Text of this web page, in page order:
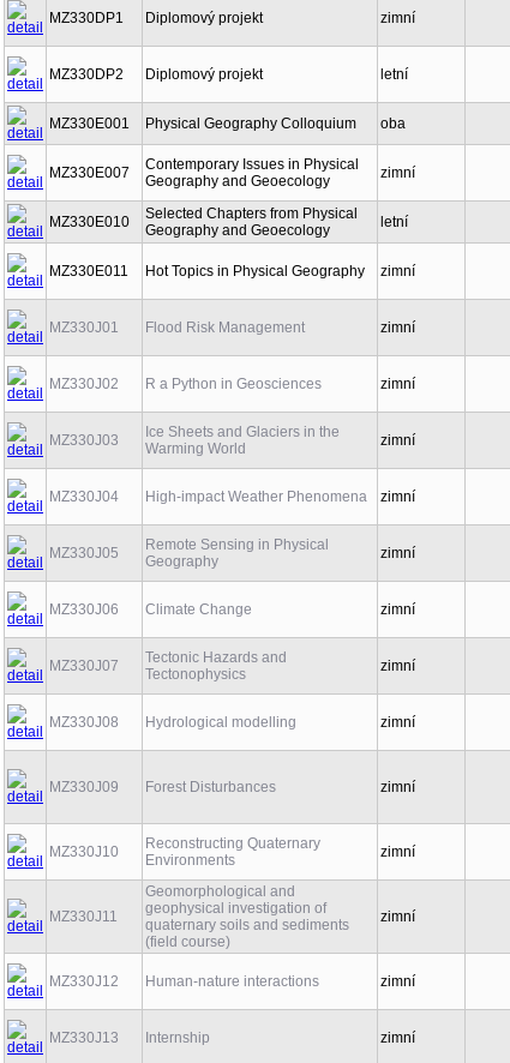
MZ330DP1 Diplomový projekt zimní
MZ330DP2 Diplomový projekt letní
MZ330E001 Physical Geography Colloquium oba
MZ330E007
Contemporary Issues in Physical
Geography and Geoecology
zimní
MZ330E010
Selected Chapters from Physical
Geography and Geoecology
letní
MZ330E011 Hot Topics in Physical Geography zimní
MZ330J01 Flood Risk Management zimní
MZ330J02 R a Python in Geosciences zimní
MZ330J03
Ice Sheets and Glaciers in the
Warming World
zimní
MZ330J04 High-impact Weather Phenomena zimní
MZ330J05
Remote Sensing in Physical
Geography
zimní
MZ330J06 Climate Change zimní
MZ330J07
Tectonic Hazards and
Tectonophysics
zimní
MZ330J08 Hydrological modelling zimní
MZ330J09 Forest Disturbances zimní
MZ330J10
Reconstructing Quaternary
Environments
zimní
MZ330J11
Geomorphological and
geophysical investigation of
quaternary soils and sediments
(field course)
zimní
MZ330J12 Human-nature interactions zimní
MZ330J13 Internship zimní